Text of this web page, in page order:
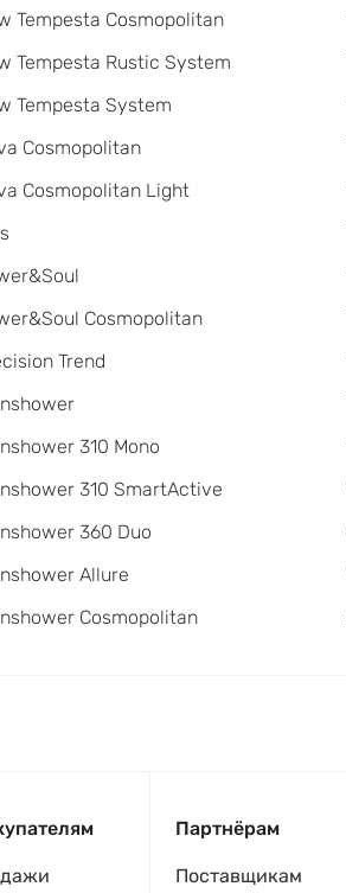
Tempesta Cosmopolitan
Tempesta Rustic System
Tempesta System
Cosmopolitan
Cosmopolitan Light
Cosmopolitan
Trend
310 Mono
310 SmartActive
360 Duo
Allure
Cosmopolitan
Партнёрам
Поставщикам